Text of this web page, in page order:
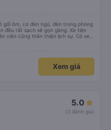
gối ôm, có đèn ngủ, đèn trong phòng
đều rất sạch sẽ gọn gàng. Xe tiện
viên cũng thân thiện lịch sự. Có xe
hoà rất tiện. Giá vé hợp lý. Nói
Xem giá
5.0
(3 đánh giá)